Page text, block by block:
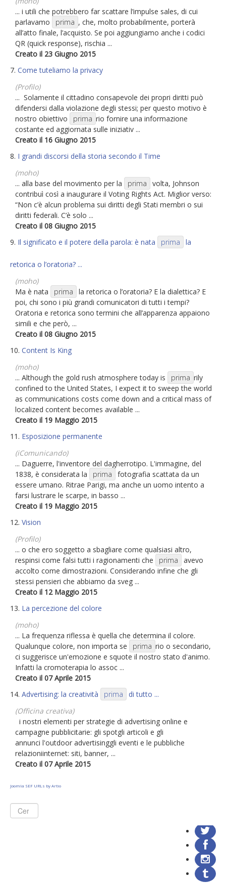
... i utili che potrebbero far scattare l’impulse sales, di cui
parlavamo
prima , che, molto probabilmente, porterà
all’atto finale, l’acquisto. Se poi aggiungiamo anche i codici
QR (quick response), rischia ...
Creato il 23 Giugno 2015
7. Come tuteliamo la privacy
(Profilo)
... Solamente il cittadino consapevole dei propri diritti può
difendersi dalla violazione degli stessi; per questo motivo è
nostro obiettivo
prima rio fornire una informazione
costante ed aggiornata sulle iniziativ ...
Creato il 16 Giugno 2015
8. I grandi discorsi della storia secondo il Time
(moho)
... alla base del movimento per la
prima
volta, Johnson
contribuì così a inaugurare il Voting Rights Act. Miglior verso:
“Non c’è alcun problema sui diritti degli Stati membri o sui
diritti federali. C’è solo ...
Creato il 08 Giugno 2015
9. Il significato e il potere della parola: è nata prima la
retorica o l’oratoria? ...
(moho)
Ma è nata
prima
la retorica o l’oratoria? E la dialettica? E
poi, chi sono i più grandi comunicatori di tutti i tempi?
Oratoria e retorica sono termini che all’apparenza appaiono
simili e che però, ...
Creato il 08 Giugno 2015
10. Content Is King
(moho)
... Although the gold rush atmosphere today is
prima rily
confined to the United States, I expect it to sweep the world
as communications costs come down and a critical mass of
localized content becomes available ...
Creato il 19 Maggio 2015
11. Esposizione permanente
(iComunicando)
... Daguerre, l'inventore del dagherrotipo. L'immagine, del
1838, è considerata la
prima
fotografia scattata da un
essere umano. Ritrae Parigi, ma anche un uomo intento a
farsi lustrare le scarpe, in basso ...
Creato il 19 Maggio 2015
12. Vision
(Profilo)
... o che ero soggetto a sbagliare come qualsiasi altro,
respinsi come falsi tutti i ragionamenti che
prima
avevo
accolto come dimostrazioni. Considerando infine che gli
stessi pensieri che abbiamo da sveg ...
Creato il 12 Maggio 2015
13. La percezione del colore
(moho)
... La frequenza riflessa è quella che determina il colore.
Qualunque colore, non importa se
prima rio o secondario,
ci suggerisce un'emozione e squote il nostro stato d'animo.
Infatti la cromoterapia lo assoc ...
Creato il 07 Aprile 2015
14. Advertising: la creatività prima
di tutto ...
(Officina creativa)
i nostri elementi per strategie di advertising online e
campagne pubblicitarie: gli spotgli articoli e gli
annunci l'outdoor advertisinggli eventi e le pubbliche
relazioniinternet: siti, banner, ...
Creato il 07 Aprile 2015
Joomla SEF URLs by Artio